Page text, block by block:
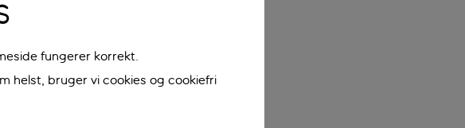
fungerer korrekt.
helst, bruger vi cookies og cookiefri